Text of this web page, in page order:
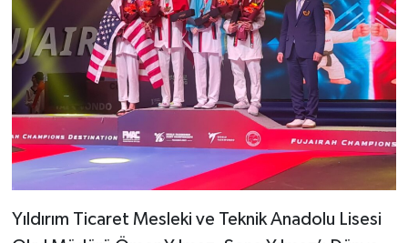
Yıldırım Ticaret Mesleki ve Teknik Anadolu Lisesi